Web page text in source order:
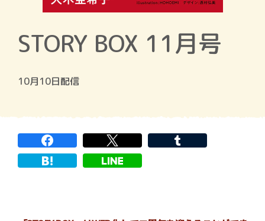
STORY BOX 11月号
10月10日配信